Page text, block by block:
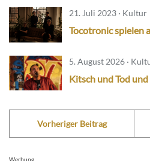
21. Juli 2023 · Kultur
Tocotronic spielen
5. August 2026 ·
Kitsch und Tod
Vorheriger Beitrag
Werbung